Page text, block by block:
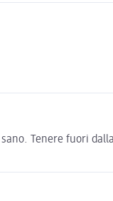
Tenere fuori